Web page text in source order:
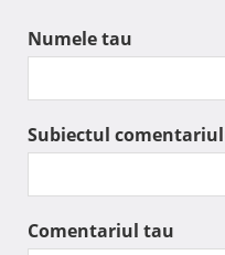
Numele tau
Subiectul
Comentariul tau